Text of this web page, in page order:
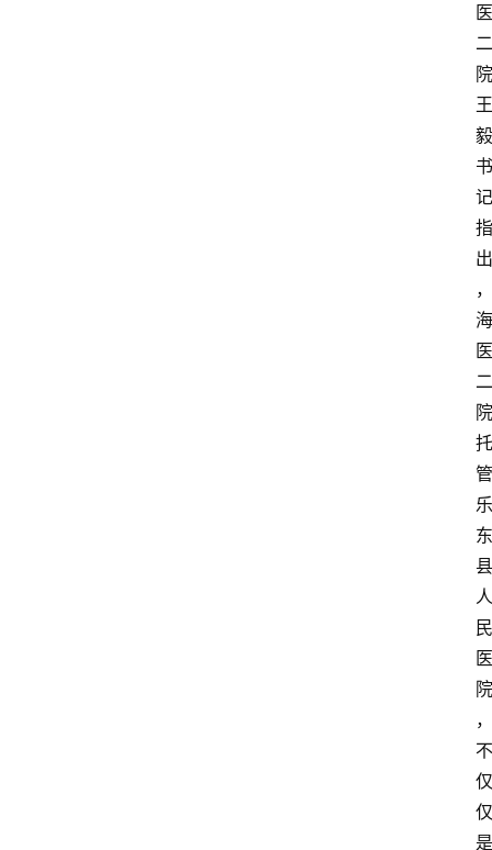
医
二
院
王
毅
书
记
指
出
，
海
医
二
院
托
管
乐
东
县
人
民
医
院
，
不
仅
仅
是